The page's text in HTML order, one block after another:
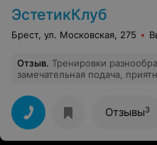
ЭстетикКлуб
Брест, ул. Московская, 275
Отзыв. Тренировки
замечательная подача,
Отзывы3